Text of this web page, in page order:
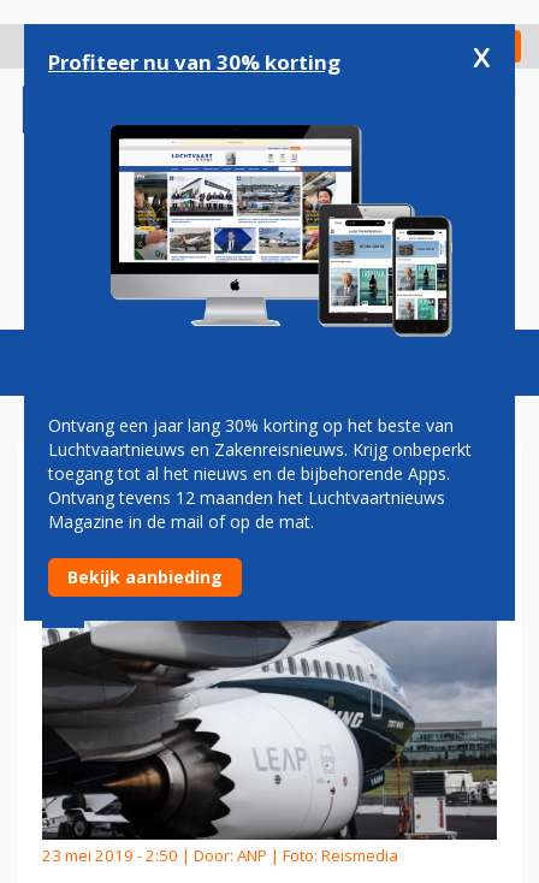
gaan
Check in
Magazine Podcasts Vacatures
FAA: NOG GEEN TIJDPAD
VOOR TERUGKEER 737 MAX
23 mei 2019 - 2:50 | Door: ANP | Foto: Reismedia
Profiteer nu van 30% korting x
Ontvang een jaar lang 30% korting op het beste van
Luchtvaartnieuws en Zakenreisnieuws. Krijg onbeperkt
toegang tot al het nieuws en de bijbehorende Apps.
Ontvang tevens 12 maanden het Luchtvaartnieuws
Magazine in de mail of op de mat.
Bekijk aanbieding